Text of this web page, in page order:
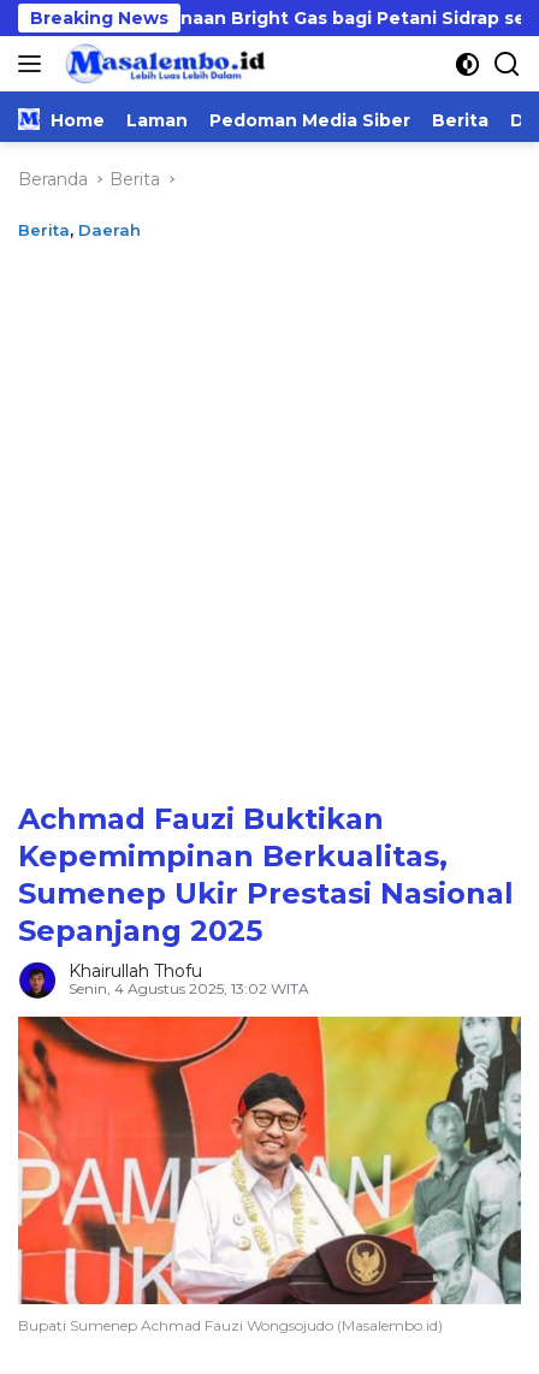
Langsung
ke
konten
Breaking NewsBright Gas bagi Petani Sidrap sebagai Solusi
Home Laman Pedoman Media Siber Berita
Beranda Berita
Berita, Daerah
Achmad Fauzi Buktikan
Kepemimpinan Berkualitas,
Sumenep Ukir Prestasi Nasional
Sepanjang 2025
Khairullah Thofu
Senin, 4 Agustus 2025, 13:02 WITA
Bupati Sumenep Achmad Fauzi Wongsojudo (Masalembo.id)